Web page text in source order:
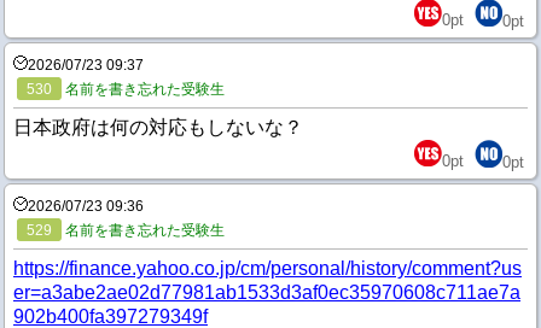
0pt 0pt
2026/07/23 09:37
530
名前を書き忘れた受験生
日本政府は何の対応もしないな？
0pt 0pt
2026/07/23 09:36
529
名前を書き忘れた受験生
https://finance.yahoo.co.jp/cm/personal/history/comment?us
er=a3abe2ae02d77981ab1533d3af0ec35970608c711ae7a
902b400fa397279349f